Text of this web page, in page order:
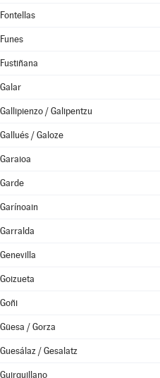
Fontellas
Funes
Fustiñana
Galar
Gallipienzo / Galipentzu
Gallués / Galoze
Garaioa
Garde
Garínoain
Garralda
Genevilla
Goizueta
Goñi
Güesa / Gorza
Guesálaz / Gesalatz
Guirguillano